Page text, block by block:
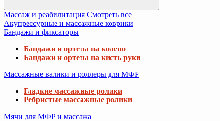
Массаж и реабилитация Смотреть все
Акупрессурные и массажные коврики
Бандажи и фиксаторы
Бандажи и ортезы на колено
Бандажи и ортезы на кисть руки
Массажные валики и роллеры для МФР
Гладкие массажные ролики
Ребристые массажные ролики
Мячи для МФР и массажа